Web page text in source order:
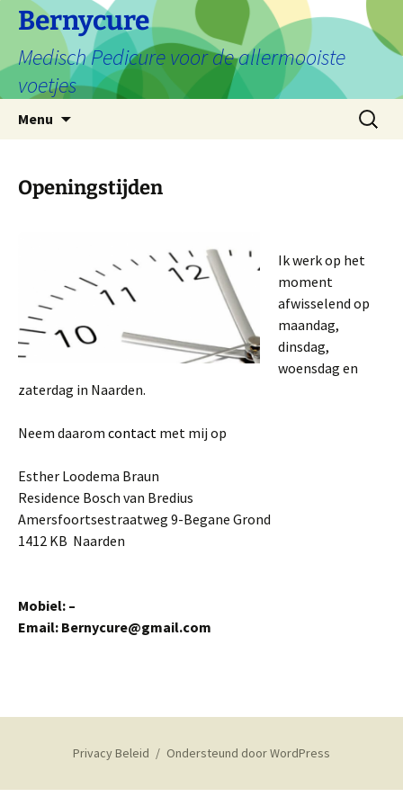
naar
inhoud
Bernycure
Medisch Pedicure voor de allermooiste
voetjes
Menu
Zoeken
naar:
Openingstijden
Ik werk op het
moment
afwisselend op
maandag,
dinsdag,
woensdag en
zaterdag in Naarden.
Neem daarom contact met mij op
Esther Loodema Braun
Residence Bosch van Bredius
Amersfoortsestraatweg 9-Begane Grond
1412 KB Naarden
Mobiel: –
Email: Bernycure@gmail.com
Privacy Beleid Ondersteund door WordPress